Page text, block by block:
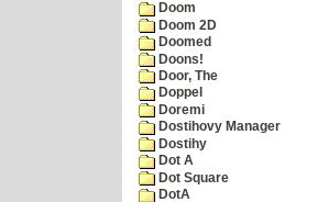
Doom
Doom 2D
Doomed
Doons!
Door, The
Doppel
Doremi
Dostihovy Manager
Dostihy
Dot A
Dot Square
DotA